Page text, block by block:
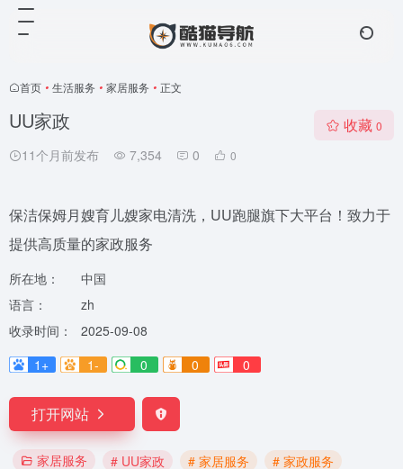
首页 • 生活服务 • 家居服务 • 正文
UU家政
11个月前发布 7,354 0 0
收藏 0
保洁保姆月嫂育儿嫂家电清洗，UU跑腿旗下大平台！致力于
提供高质量的家政服务
所在地：
中国
语言：
zh
收录时间：
2025-09-08
1+
1- 0 0 0
打开网站
家居服务 # UU家政 # 家居服务 # 家政服务